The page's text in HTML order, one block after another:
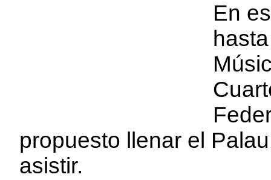
En
propuesto llenar el
asistir.